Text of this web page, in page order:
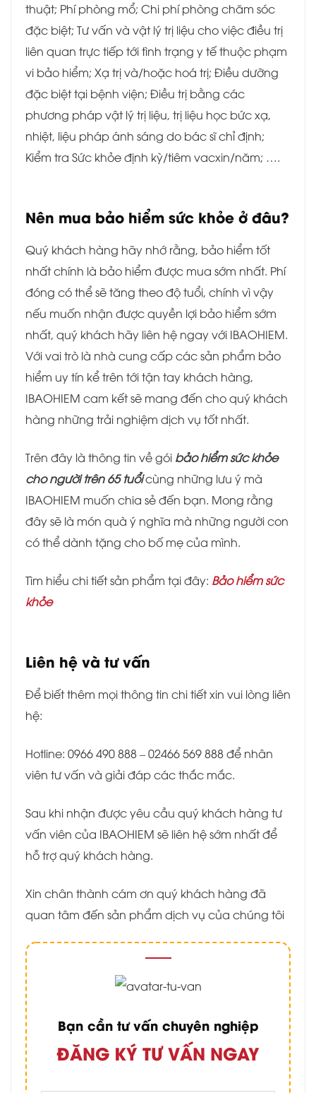
thuật; Phí phòng mổ; Chi phí phòng chăm sóc
đặc biệt; Tư vấn và vật lý trị liệu cho việc điều trị
liên quan trực tiếp tới tình trạng y tế thuộc phạm
vi bảo hiểm; Xạ trị và/hoặc hoá trị; Điều dưỡng
đặc biệt tại bệnh viện; Điều trị bằng các
phương pháp vật lý trị liệu, trị liệu học bức xạ,
nhiệt, liệu pháp ánh sáng do bác sĩ chỉ định;
Kiểm tra Sức khỏe định kỳ/tiêm vacxin/năm; ….
Nên mua bảo hiểm sức khỏe ở đâu?
Quý khách hàng hãy nhớ rằng, bảo hiểm tốt
nhất chính là bảo hiểm được mua sớm nhất. Phí
đóng có thể sẽ tăng theo độ tuổi, chính vì vậy
nếu muốn nhận được quyền lợi bảo hiểm sớm
nhất, quý khách hãy liên hệ ngay với IBAOHIEM.
Với vai trò là nhà cung cấp các sản phẩm bảo
hiểm uy tín kể trên tới tận tay khách hàng,
IBAOHIEM cam kết sẽ mang đến cho quý khách
hàng những trải nghiệm dịch vụ tốt nhất.
Trên đây là thông tin về gói bảo hiểm sức khỏe
cho người trên 65 tuổicùng những lưu ý mà
IBAOHIEM muốn chia sẻ đến bạn. Mong rằng
đây sẽ là món quà ý nghĩa mà những người con
có thể dành tặng cho bố mẹ của mình.
Tìm hiểu chi tiết sản phẩm tại đây: Bảo hiểm sức
khỏe
Liên hệ và tư vấn
Để biết thêm mọi thông tin chi tiết xin vui lòng liên
hệ:
Hotline: 0966 490 888 – 02466 569 888 để nhân
viên tư vấn và giải đáp các thắc mắc.
Sau khi nhận được yêu cầu quý khách hàng tư
vấn viên của IBAOHIEM sẽ liên hệ sớm nhất để
hỗ trợ quý khách hàng.
Xin chân thành cám ơn quý khách hàng đã
quan tâm đến sản phẩm dịch vụ của chúng tôi
Bạn cần tư vấn chuyên nghiệp
ĐĂNG KÝ TƯ VẤN NGAY